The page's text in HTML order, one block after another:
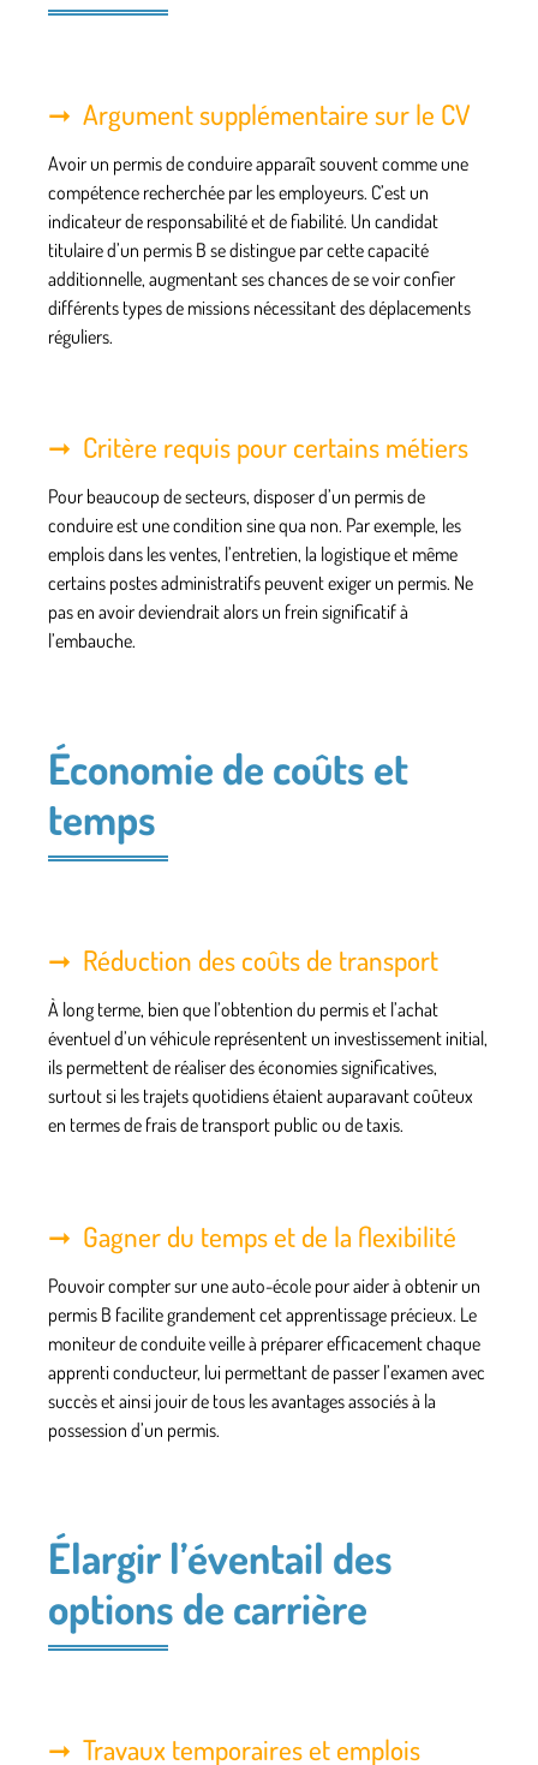
Argument supplémentaire sur le CV
Avoir un permis de conduire apparaît souvent comme une
compétence recherchée par les employeurs. C’est un
indicateur de responsabilité et de fiabilité. Un candidat
titulaire d’un permis B se distingue par cette capacité
additionnelle, augmentant ses chances de se voir confier
différents types de missions nécessitant des déplacements
réguliers.
Critère requis pour certains métiers
Pour beaucoup de secteurs, disposer d’un permis de
conduire est une condition sine qua non. Par exemple, les
emplois dans les ventes, l’entretien, la logistique et même
certains postes administratifs peuvent exiger un permis. Ne
pas en avoir deviendrait alors un frein significatif à
l’embauche.
Économie de coûts et
temps
Réduction des coûts de transport
À long terme, bien que l’obtention du permis et l’achat
éventuel d’un véhicule représentent un investissement initial,
ils permettent de réaliser des économies significatives,
surtout si les trajets quotidiens étaient auparavant coûteux
en termes de frais de transport public ou de taxis.
Gagner du temps et de la flexibilité
Pouvoir compter sur une auto-école pour aider à obtenir un
permis B facilite grandement cet apprentissage précieux. Le
moniteur de conduite veille à préparer efficacement chaque
apprenti conducteur, lui permettant de passer l’examen avec
succès et ainsi jouir de tous les avantages associés à la
possession d’un permis.
Élargir l’éventail des
options de carrière
Travaux temporaires et emplois